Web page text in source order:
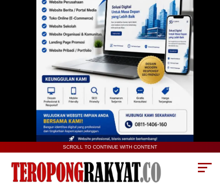
SCROLL TO CONTINUE WITH CONTENT